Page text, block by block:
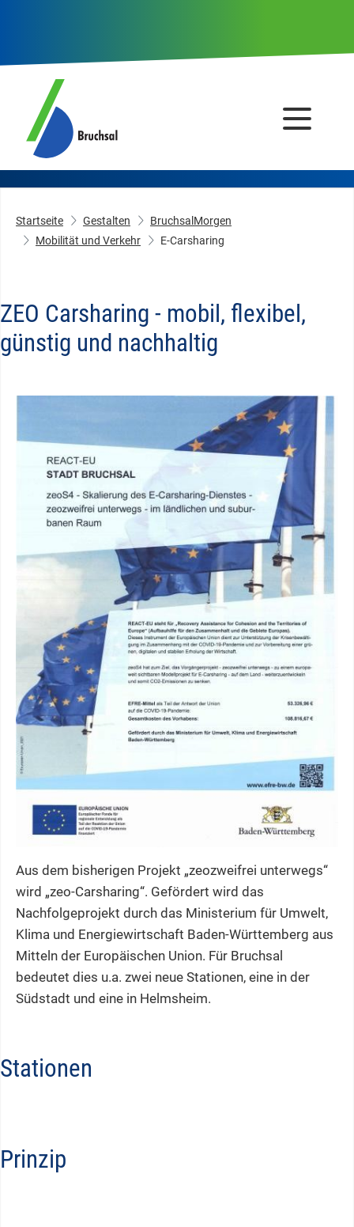
Startseite Gestalten
BruchsalMorgen
Mobilität und Verkehr
E-Carsharing
ZEO Carsharing - mobil, flexibel,
günstig und nachhaltig
Aus dem bisherigen Projekt „zeozweifrei unterwegs“
wird „zeo-Carsharing“. Gefördert wird das
Nachfolgeprojekt durch das Ministerium für Umwelt,
Klima und Energiewirtschaft Baden-Württemberg aus
Mitteln der Europäischen Union. Für Bruchsal
bedeutet dies u.a. zwei neue Stationen, eine in der
Südstadt und eine in Helmsheim.
Stationen
Prinzip